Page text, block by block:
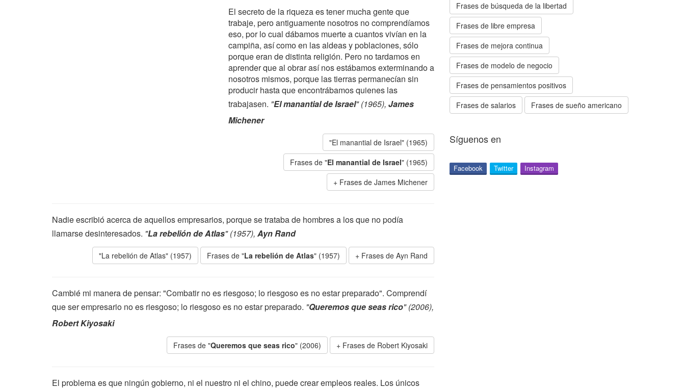
El secreto de la riqueza es tener mucha gente que
trabaje, pero antiguamente nosotros no comprendíamos
eso, por lo cual dábamos muerte a cuantos vivían en la
campiña, así como en las aldeas y poblaciones, sólo
porque eran de distinta religión. Pero no tardamos en
aprender que al obrar así nos estábamos exterminando a
nosotros mismos, porque las tierras permanecían sin
producir hasta que encontrábamos quienes las
trabajasen. "El manantial de Israel" (1965), James
Michener
"El manantial de Israel" (1965)
Frases de "El manantial de Israel" (1965)
Frases de James Michener
Nadie escribió acerca de aquellos empresarios, porque se trataba de hombres a los que no podía
llamarse desinteresados. "La rebelión de Atlas" (1957), Ayn Rand
"La rebelión de Atlas" (1957) Frases de "La rebelión de Atlas" (1957) Frases de Ayn Rand
Cambié mi manera de pensar: "Combatir no es riesgoso; lo riesgoso es no estar preparado". Comprendí
que ser empresario no es riesgoso; lo riesgoso es no estar preparado. "Queremos que seas rico" (2006),
Robert Kiyosaki
Frases de "Queremos que seas rico" (2006) Frases de Robert Kiyosaki
El problema es que ningún gobierno, ni el nuestro ni el chino, puede crear empleos reales. Los únicos
Frases de búsqueda de la libertad
Frases de libre empresa
Frases de mejora continua
Frases de modelo de negocio
Frases de pensamientos positivos
Frases de salarios
Frases de sueño americano
Síguenos en
Facebook Twitter Instagram